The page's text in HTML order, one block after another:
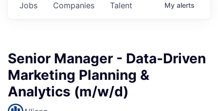
Jobs Companies Talent My alerts
Senior Manager - Data-Driven
Marketing Planning &
Analytics (m/w/d)